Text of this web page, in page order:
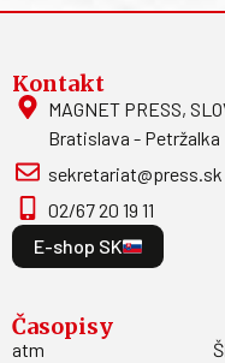
Kontakt
MAGNET PRESS,
Bratislava - Petržalka
sekretariat@press.sk
02/67 20 19 11
E-shop SK
Časopisy
atm